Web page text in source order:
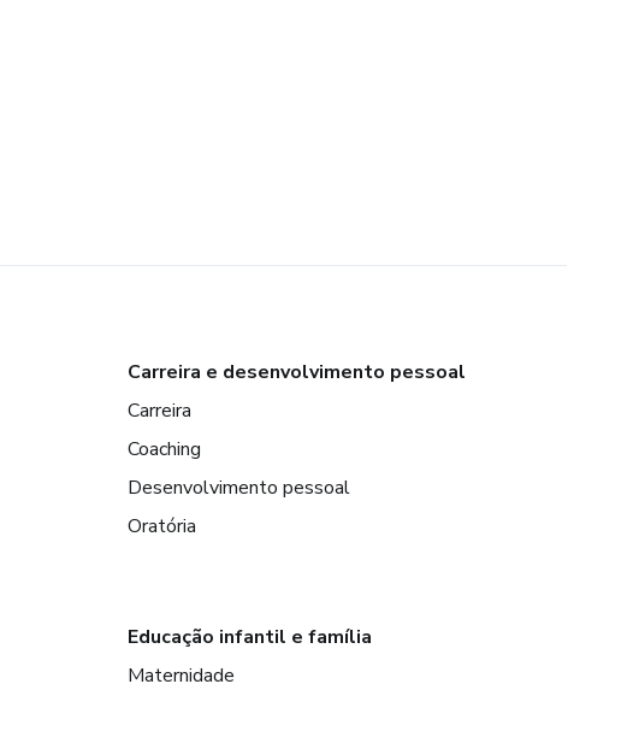
Carreira e desenvolvimento pessoal
Carreira
Coaching
Desenvolvimento pessoal
Oratória
Educação infantil e família
Maternidade